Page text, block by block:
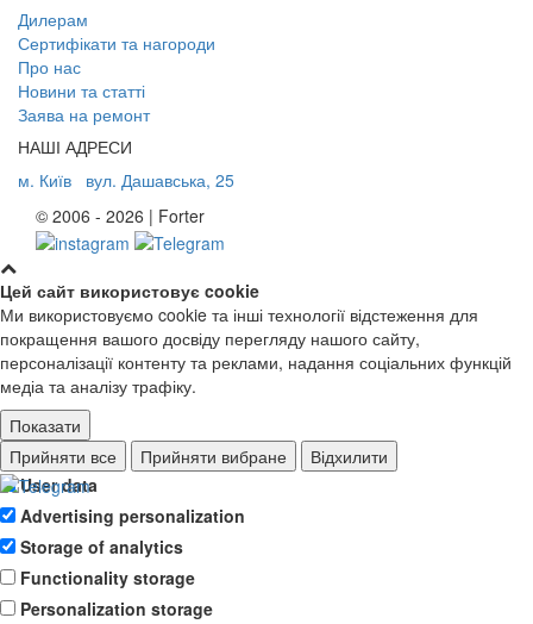
Дилерам
Сертифікати та нагороди
Про нас
Новини та статті
Заява на ремонт
НАШІ АДРЕСИ
м. Київ
вул. Дашавська, 25
© 2006 - 2026 | Forter
Цей сайт використовує cookie
Ми використовуємо cookie та інші технології відстеження для
покращення вашого досвіду перегляду нашого сайту,
персоналізації контенту та реклами, надання соціальних функцій
медіа та аналізу трафіку.
Показати
Ad storage
User data
Advertising personalization
Storage of analytics
Functionality storage
Personalization storage
Прийняти все Прийняти вибране Відхилити